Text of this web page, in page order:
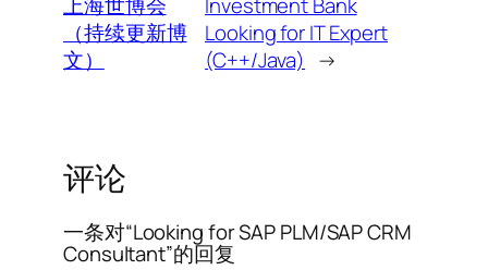
（持续更新博
文）
Looking for IT Expert
(C++/Java) →
评论
一条对“Looking for SAP PLM/SAP CRM
Consultant”的回复